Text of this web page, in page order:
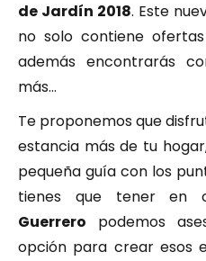
de Jardín 2018. Este
no solo contiene
además encontrarás
más…
Te proponemos que
estancia más de tu
pequeña guía con los
tienes que tener en
Guerrero podemos
opción para crear esos